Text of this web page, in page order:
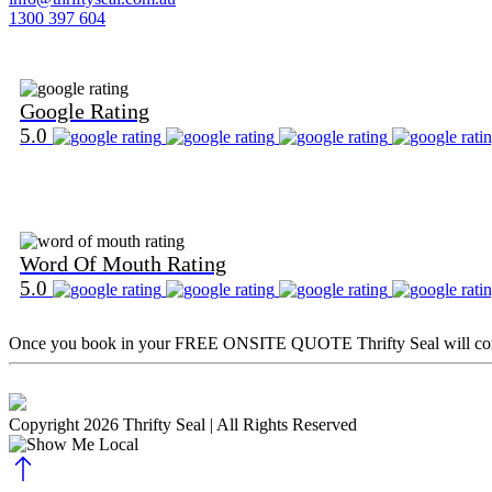
1300 397 604
Google Rating
5.0
Word Of Mouth Rating
5.0
Once you book in yourFREE ONSITE QUOTE Thrifty Seal will
Copyright 2026 Thrifty Seal | All Rights Reserved